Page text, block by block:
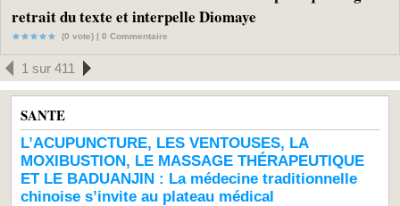
retrait du texte et interpelle Diomaye
(0 vote) | 0 Commentaire
1 sur 411
SANTE
L’ACUPUNCTURE, LES VENTOUSES, LA
MOXIBUSTION, LE MASSAGE THÉRAPEUTIQUE
ET LE BADUANJIN : La médecine traditionnelle
chinoise s’invite au plateau médical